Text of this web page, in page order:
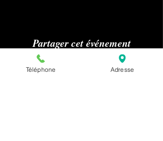
Partager cet événement
Téléphone Adresse